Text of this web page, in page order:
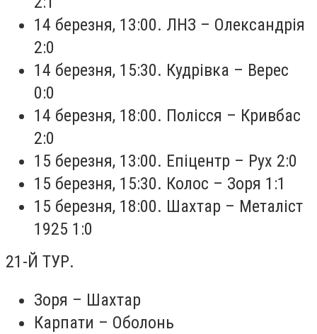
14 березня, 13:00. ЛНЗ – Олександрія
2:0
14 березня, 15:30. Кудрівка – Верес
0:0
14 березня, 18:00. Полісся – Кривбас
2:0
15 березня, 13:00. Епіцентр – Рух 2:0
15 березня, 15:30. Колос – Зоря 1:1
15 березня, 18:00. Шахтар – Металіст
1925 1:0
21-Й ТУР.
Зоря – Шахтар
Карпати – Оболонь